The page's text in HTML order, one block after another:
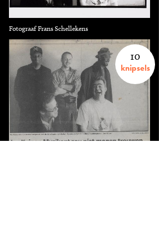
Fotograaf Frans Schellekens
10
knipsels